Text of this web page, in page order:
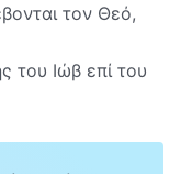
τον Θεό,
του Ιώβ επί του